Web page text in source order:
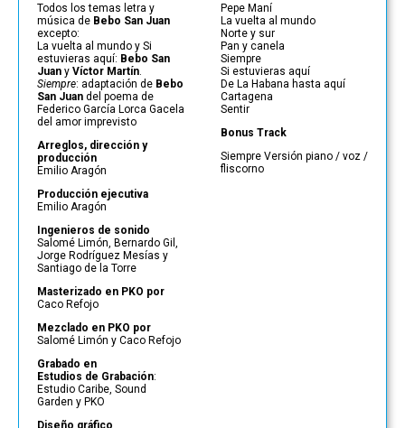
Todos los temas letra y
música de Bebo San Juan
excepto:
La vuelta al mundo y Si
estuvieras aquí: Bebo San
Juan y Víctor Martín.
Siempre: adaptación de Bebo
San Juan del poema de
Federico García Lorca Gacela
del amor imprevisto
Arreglos, dirección y
producción
Emilio Aragón
Producción ejecutiva
Emilio Aragón
Ingenieros de sonido
Salomé Limón, Bernardo Gil,
Jorge Rodríguez Mesías y
Santiago de la Torre
Masterizado en PKO por
Caco Refojo
Mezclado en PKO por
Salomé Limón y Caco Refojo
Grabado en
Estudios de Grabación:
Estudio Caribe, Sound
Garden y PKO
Diseño gráfico
Pepe Maní
La vuelta al mundo
Norte y sur
Pan y canela
Siempre
Si estuvieras aquí
De La Habana hasta aquí
Cartagena
Sentir
Bonus Track
Siempre Versión piano / voz /
fliscorno